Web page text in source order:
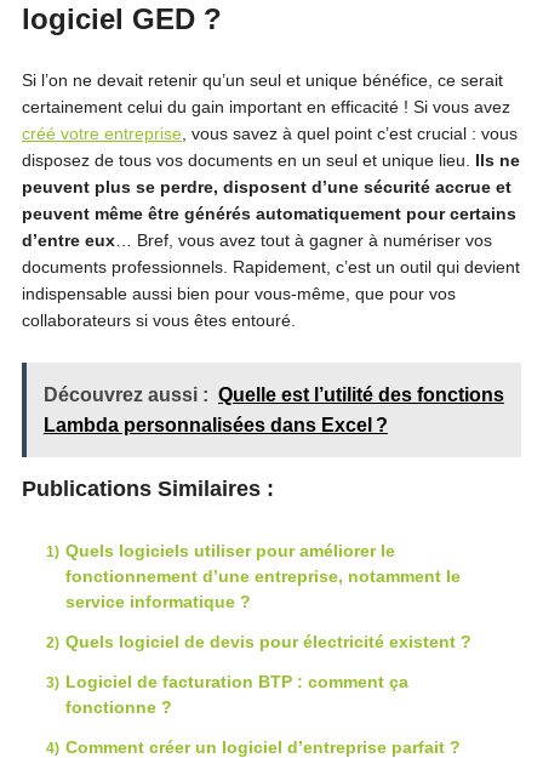
logiciel GED ?
Si l’on ne devait retenir qu’un seul et unique bénéfice, ce serait
certainement celui du gain important en efficacité ! Si vous avez
créé votre entreprise, vous savez à quel point c’est crucial : vous
disposez de tous vos documents en un seul et unique lieu. Ils ne
peuvent plus se perdre, disposent d’une sécurité accrue et
peuvent même être générés automatiquement pour certains
d’entre eux… Bref, vous avez tout à gagner à numériser vos
documents professionnels. Rapidement, c’est un outil qui devient
indispensable aussi bien pour vous-même, que pour vos
collaborateurs si vous êtes entouré.
Découvrez aussi : Quelle est l’utilité des fonctions
Lambda personnalisées dans Excel ?
Publications Similaires :
Quels logiciels utiliser pour améliorer le
fonctionnement d’une entreprise, notamment le
service informatique ?
Quels logiciel de devis pour électricité existent ?
Logiciel de facturation BTP : comment ça
fonctionne ?
Comment créer un logiciel d’entreprise parfait ?